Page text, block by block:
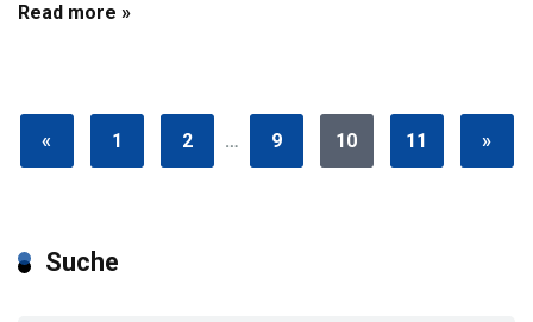
Read more »
« 1 2 … 9 10 11 »
Suche